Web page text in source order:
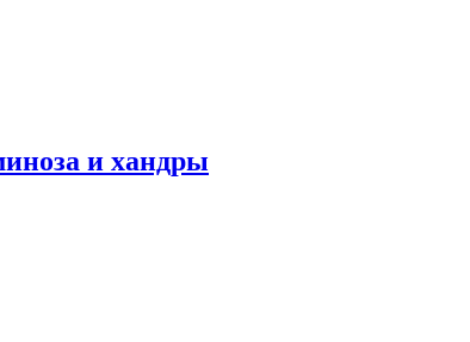
и хандры